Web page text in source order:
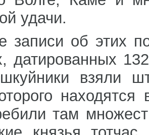
удачи.
записи об этих
датированных
взяли
там